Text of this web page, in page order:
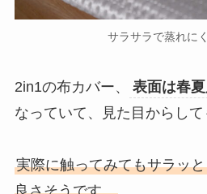
サラサラで蒸れに
2in1の布カバー、 表面は春
なっていて、見た目からして
実際に触ってみてもサラッ
良さそうです。